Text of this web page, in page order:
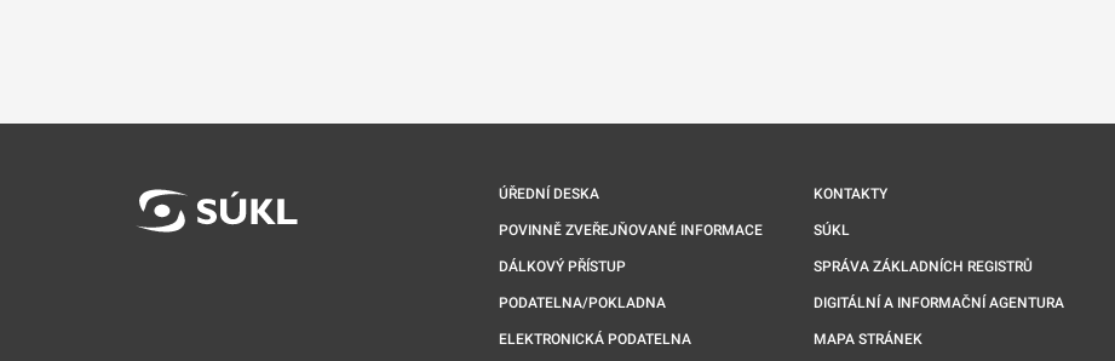
ÚŘEDNÍ DESKA
POVINNĚ ZVEŘEJŇOVANÉ INFORMACE
DÁLKOVÝ PŘÍSTUP
PODATELNA/POKLADNA
ELEKTRONICKÁ PODATELNA
KONTAKTY
SÚKL
SPRÁVA ZÁKLADNÍCH REGISTRŮ
DIGITÁLNÍ A INFORMAČNÍ AGENTURA
MAPA STRÁNEK